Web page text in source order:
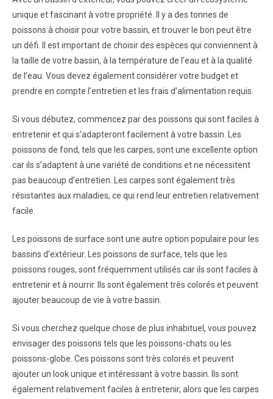
unique et fascinant à votre propriété. Il y a des tonnes de
poissons à choisir pour votre bassin, et trouver le bon peut être
un défi. Il est important de choisir des espèces qui conviennent à
la taille de votre bassin, à la température de l’eau et à la qualité
de l’eau. Vous devez également considérer votre budget et
prendre en compte l’entretien et les frais d’alimentation requis.
Si vous débutez, commencez par des poissons qui sont faciles à
entretenir et qui s’adapteront facilement à votre bassin. Les
poissons de fond, tels que les carpes, sont une excellente option
car ils s’adaptent à une variété de conditions et ne nécessitent
pas beaucoup d’entretien. Les carpes sont également très
résistantes aux maladies, ce qui rend leur entretien relativement
facile.
Les poissons de surface sont une autre option populaire pour les
bassins d’extérieur. Les poissons de surface, tels que les
poissons rouges, sont fréquemment utilisés car ils sont faciles à
entretenir et à nourrir. Ils sont également très colorés et peuvent
ajouter beaucoup de vie à votre bassin.
Si vous cherchez quelque chose de plus inhabituel, vous pouvez
envisager des poissons tels que les poissons-chats ou les
poissons-globe. Ces poissons sont très colorés et peuvent
ajouter un look unique et intéressant à votre bassin. Ils sont
également relativement faciles à entretenir, alors que les carpes